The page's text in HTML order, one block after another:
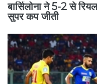
बार्सिलोना ने 5-2 से
सुपर कप जीती